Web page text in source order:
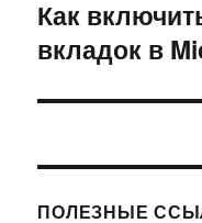
Следующая
запись:
Как
вкладок в
ПОЛЕЗНЫЕ